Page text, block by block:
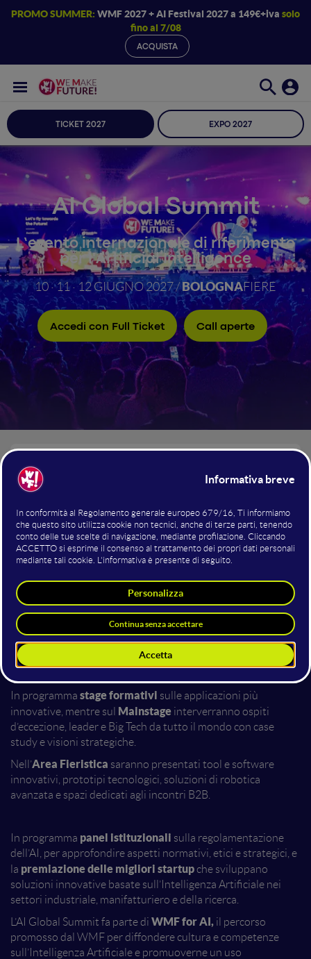
PROMO SUMMER: WMF 2027 + AI Festival 2027 a 149€+iva solo
fino al 7/08
ACQUISTA
TICKET 2027 EXPO 2027
AI Global Summit
L’evento internazionale di riferimento
per l'Artificial Intelligence
10 · 11 · 12 GIUGNO 2027 /BOLOGNAFIERE
Accedi con Full Ticket Call aperte
Startup e Innovation Stakeholder
Dal 10 al 12 giugno 2027 a BolognaFiere torna al WMF l’AI
Global Summit
evento internazionale di riferimento
sull’Intelligenza Artificiale, che riunisce esperti, aziende e
realtà globali per offrire una visione aggiornata
In programma stage formativi sulle applicazioni più
innovative, mentre sul Mainstage interverranno ospiti
d’eccezione, leader e Big Tech da tutto il mondo con case
study e visioni strategiche.
Nell’Area Fieristica saranno presentati tool e software
innovativi, prototipi tecnologici, soluzioni di robotica
avanzata e spazi dedicati agli incontri B2B.
In programma panel istituzionali sulla regolamentazione
dell’AI, per approfondire aspetti normativi, etici e strategici, e
la premiazione delle migliori startupche sviluppano
soluzioni innovative basate sull’Intelligenza Artificiale nei
settori industriale, manifatturiero e della ricerca.
L’AI Global Summit fa parte di WMF for AI, il percorso
promosso dal WMF per diffondere cultura e competenze
sull’Intelligenza Artificiale e promuoverne un uso